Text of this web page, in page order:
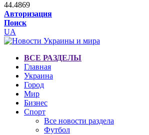
44.4869
Авторизация
Поиск
UA
ВСЕ РАЗДЕЛЫ
Главная
Украина
Город
Мир
Бизнес
Спорт
Все новости раздела
Футбол